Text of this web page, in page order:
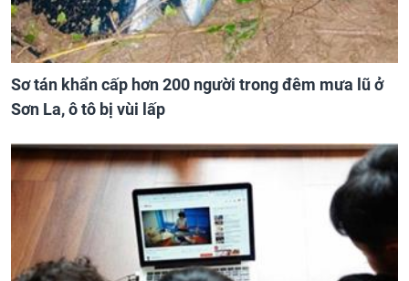
Sơ tán khẩn cấp hơn 200 người trong đêm mưa lũ ở
Sơn La, ô tô bị vùi lấp